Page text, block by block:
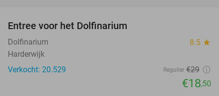
Entree voor het Dolfinarium
Dolfinarium 8.5 star
Harderwijk
Verkocht: 20.529
Regulier €29
€18,50